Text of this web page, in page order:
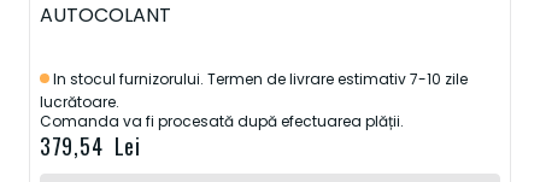
AUTOCOLANT
In stocul furnizorului. Termen de livrare estimativ 7-10 zile
lucrătoare.
Comanda va fi procesată după efectuarea plății.
379,54 Lei